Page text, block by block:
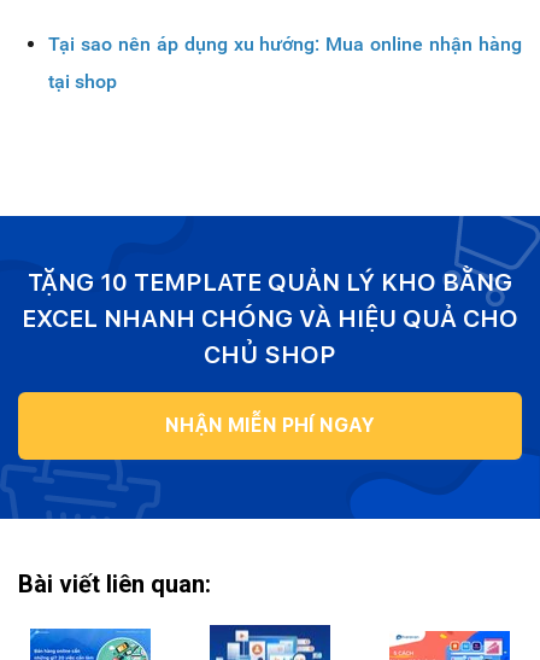
Tại sao nên áp dụng xu hướng: Mua online nhận hàng
tại shop
TẶNG 10 TEMPLATE QUẢN LÝ KHO BẰNG
EXCEL NHANH CHÓNG VÀ HIỆU QUẢ CHO
CHỦ SHOP
NHẬN MIỄN PHÍ NGAY
Bài viết liên quan: